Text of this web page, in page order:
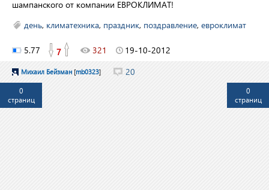
шампанского от компании ЕВРОКЛИМАТ!
день, климатехника, праздник, поздравление, евроклимат
5.77 7 321 19-10-2012
Михаил Бейзман [mb0323] 20
0
страниц
0
страниц